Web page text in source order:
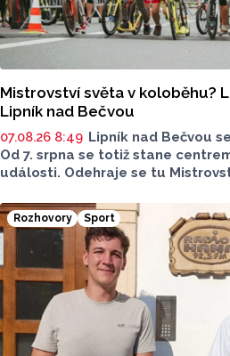
Mistrovství světa v koloběhu?
Lipník nad Bečvou
07.08.26 8:49 Lipník nad Bečvou
Od 7. srpna se totiž stane
události. Odehraje se tu
budou poměřovat v atraktivních
Reprezentovat budou i místní
s úřadujícím mistrem světa
Rozhovory Sport